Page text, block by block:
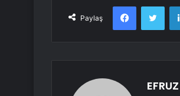
Paylaş
Facebook